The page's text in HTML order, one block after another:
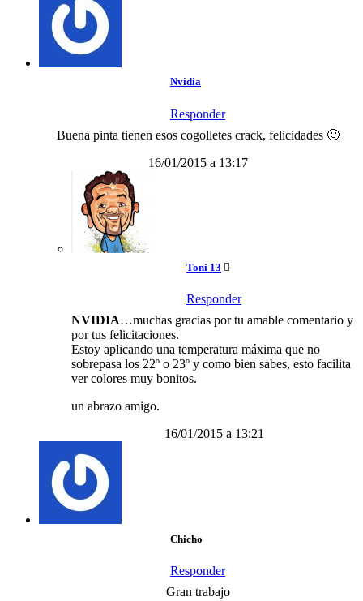
Nvidia
Responder
Buena pinta tienen esos cogolletes crack, felicidades 🙂
16/01/2015 a 13:17
Toni 13
Responder
NVIDIA…muchas gracias por tu amable comentario y
por tus felicitaciones.
Estoy aplicando una temperatura máxima que no
sobrepasa los 22º o 23º y como bien sabes, esto facilita
ver colores muy bonitos.
un abrazo amigo.
16/01/2015 a 13:21
Chicho
Responder
Gran trabajo